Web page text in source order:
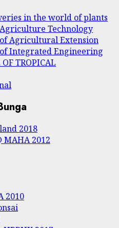
in the world of plants
Technology
Agricultural Extension
Integrated Engineering
TROPICAL
2018
2012
2010